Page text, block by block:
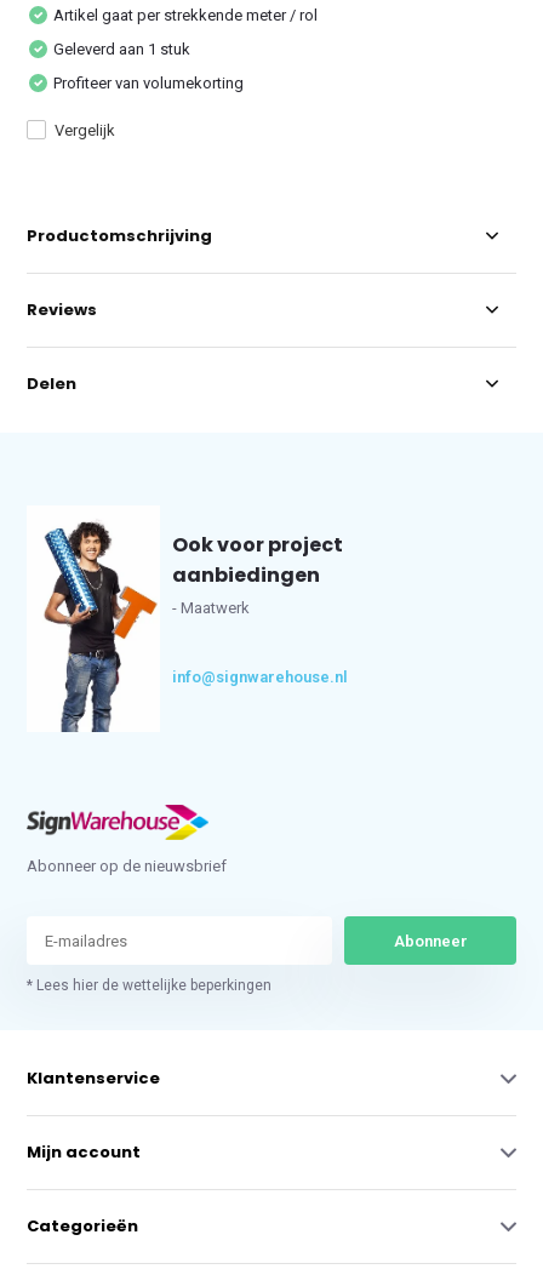
Artikel gaat per strekkende meter / rol
Geleverd aan 1 stuk
Profiteer van volumekorting
Vergelijk
Productomschrijving
Reviews
Delen
Ook voor project
aanbiedingen
- Maatwerk
info@signwarehouse.nl
Abonneer op de nieuwsbrief
Abonneer
* Lees hier de wettelijke beperkingen
Klantenservice
Mijn account
Categorieën